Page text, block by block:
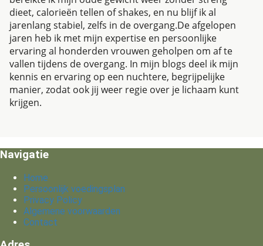
dieet, calorieën tellen of shakes, en nu blijf ik al
jarenlang stabiel, zelfs in de overgang.De afgelopen
jaren heb ik met mijn expertise en persoonlijke
ervaring al honderden vrouwen geholpen om af te
vallen tijdens de overgang. In mijn blogs deel ik mijn
kennis en ervaring op een nuchtere, begrijpelijke
manier, zodat ook jij weer regie over je lichaam kunt
krijgen.
Navigatie
Home
Persoonlijk voedingsplan
Privacy Policy
Algemene voorwaarden
Contact